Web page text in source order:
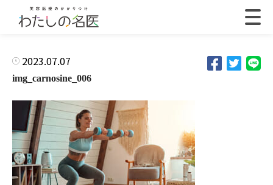
2023.07.07
img_carnosine_006